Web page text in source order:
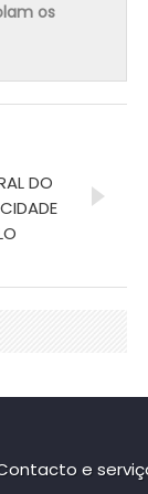
os
DO
e